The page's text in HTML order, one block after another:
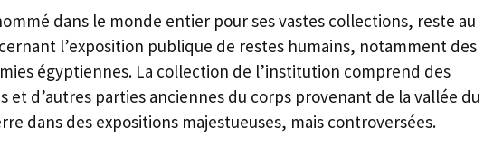
dans le monde entier pour ses vastes collections, reste au
l’exposition publique de restes humains, notamment des
égyptiennes. La collection de l’institution comprend des
et d’autres parties anciennes du corps provenant de la vallée du
dans des expositions majestueuses, mais controversées.